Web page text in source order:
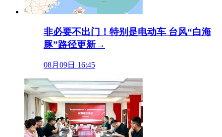
非必要不出门！特别是电动车 台风“白海
豚”路径更新→
08月09日 16:45